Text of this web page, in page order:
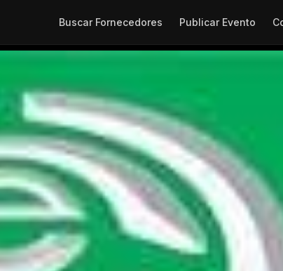
Buscar Fornecedores Publicar Evento